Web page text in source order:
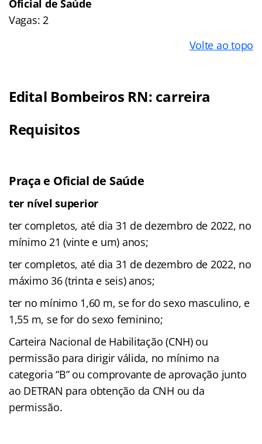
Oficial de Saúde
Vagas: 2
Volte ao topo
Edital Bombeiros RN: carreira
Requisitos
Praça e Oficial de Saúde
ter nível superior
ter completos, até dia 31 de dezembro de 2022, no
mínimo 21 (vinte e um) anos;
ter completos, até dia 31 de dezembro de 2022, no
máximo 36 (trinta e seis) anos;
ter no mínimo 1,60 m, se for do sexo masculino, e
1,55 m, se for do sexo feminino;
Carteira Nacional de Habilitação (CNH) ou
permissão para dirigir válida, no mínimo na
categoria “B” ou comprovante de aprovação junto
ao DETRAN para obtenção da CNH ou da
permissão.